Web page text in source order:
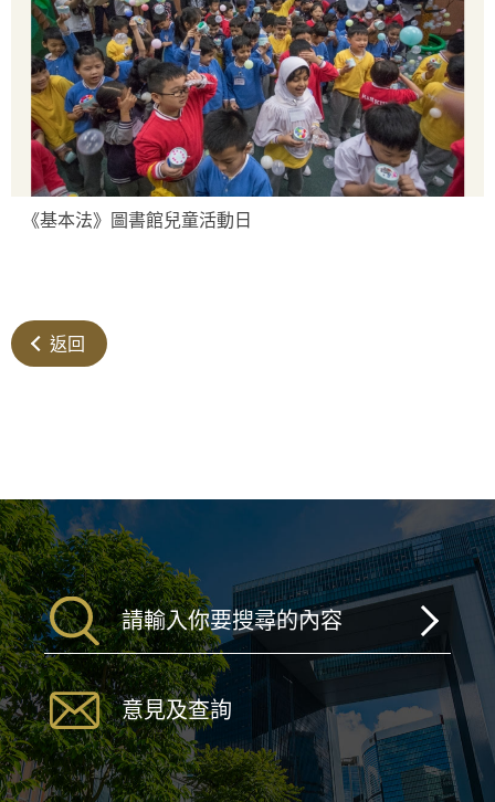
《基本法》圖書館兒童活動日
返回
意見及查詢